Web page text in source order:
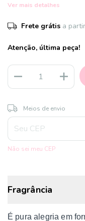
Ver mais detalhes
Frete grátis a
Atenção, última peça!
Entregas para o CEP:
Meios de envio
Não sei meu CEP
Fragrância
É pura alegria em